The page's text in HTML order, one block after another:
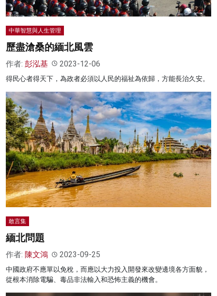
中華智慧與人生管理
歷盡滄桑的緬北風雲
作者: 彭泓基 2023-12-06
得民心者得天下，為政者必須以人民的福祉為依歸，方能長治久安。
敢言集
緬北問題
作者: 陳文鴻 2023-09-25
中國政府不應單以免稅，而應以大力投入開發來改變邊境各方面貌，
從根本消除電騙、毒品非法輸入和恐怖主義的機會。